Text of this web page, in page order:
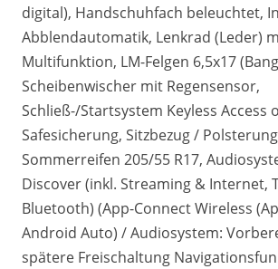
digital), Handschuhfach beleuchtet,
Abblendautomatik, Lenkrad (Leder)
Multifunktion, LM-Felgen 6,5x17
Scheibenwischer mit Regensensor,
Schließ-/Startsystem Keyless Access
Safesicherung, Sitzbezug /
Sommerreifen 205/55 R17,
Discover (inkl. Streaming & Internet,
Bluetooth) (App-Connect Wireless
Android Auto) / Audiosystem:
spätere Freischaltung